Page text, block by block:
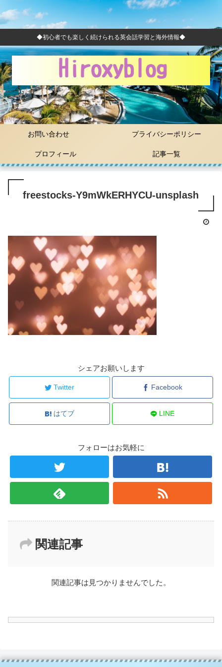
◆初心者でも楽しく続けられる英会話学習と海外情報◆
お問い合わせ プライバシーポリシー
プロフィール 記事一覧
freestocks-Y9mWkERHYCU-unsplash
シェアお願いします
Twitter Facebook
はてブ LINE
フォローはお気軽に
関連記事
関連記事は見つかりませんでした。